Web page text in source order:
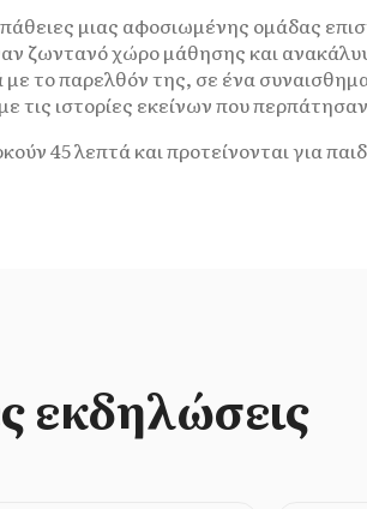
μιας αφοσιωμένης ομάδας
ζωντανό χώρο μάθησης και
το παρελθόν της, σε ένα
τις ιστορίες εκείνων που
45 λεπτά και προτείνονται για
εκδηλώσεις